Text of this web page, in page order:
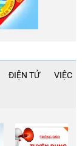
ĐIỆN TỬ VIỆC